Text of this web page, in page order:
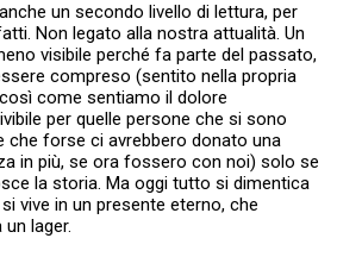
un secondo livello di lettura, per
Non legato alla nostra attualità. Un
visibile perché fa parte del passato,
compreso (sentito nella propria
come sentiamo il dolore
per quelle persone che si sono
che forse ci avrebbero donato una
in più, se ora fossero con noi) solo se
la storia. Ma oggi tutto si dimentica
vive in un presente eterno, che
lager.